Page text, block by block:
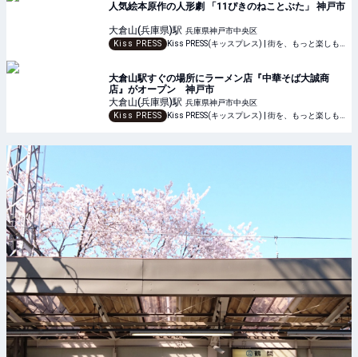
人気絵本原作の人形劇 「11ぴきのねことぶた」 神戸市
大倉山(兵庫県)駅 兵庫県神戸市中央区
Kiss PRESS
大倉山駅すぐの場所にラーメン店『中華そば大誠商
店』がオープン 神戸市
大倉山(兵庫県)駅 兵庫県神戸市中央区
Kiss PRESS